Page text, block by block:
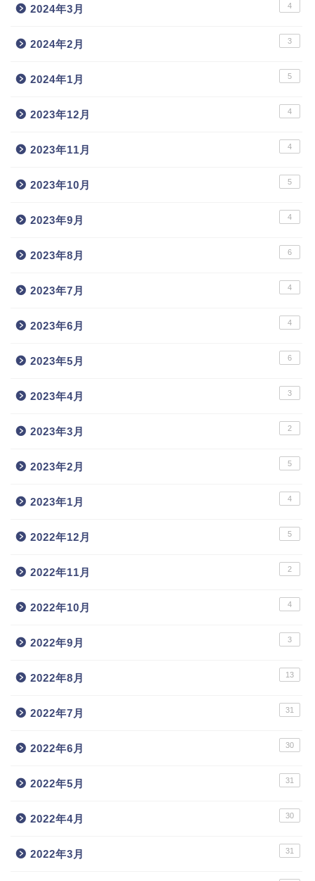
2024年3月 4
2024年2月 3
2024年1月 5
2023年12月 4
2023年11月 4
2023年10月 5
2023年9月 4
2023年8月 6
2023年7月 4
2023年6月 4
2023年5月 6
2023年4月 3
2023年3月 2
2023年2月 5
2023年1月 4
2022年12月 5
2022年11月 2
2022年10月 4
2022年9月 3
2022年8月 13
2022年7月 31
2022年6月 30
2022年5月 31
2022年4月 30
2022年3月 31